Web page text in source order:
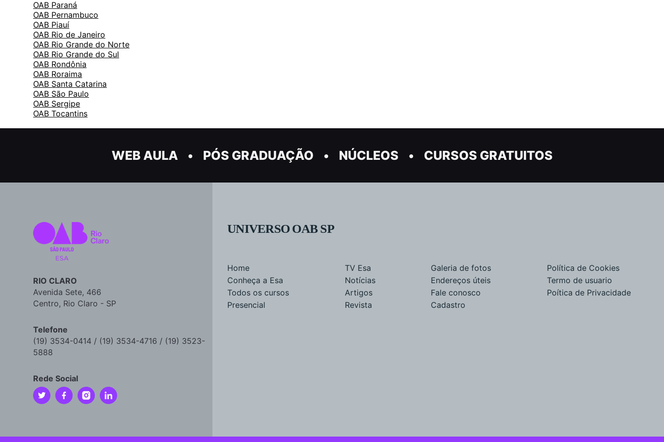
OAB Paraná
OAB Pernambuco
OAB Piauí
OAB Rio de Janeiro
OAB Rio Grande do Norte
OAB Rio Grande do Sul
OAB Rondônia
OAB Roraima
OAB Santa Catarina
OAB São Paulo
OAB Sergipe
OAB Tocantins
WEB AULA PÓS GRADUAÇÃO NÚCLEOS CURSOS GRATUITOS
RIO CLARO
Avenida Sete, 466
Centro, Rio Claro - SP
Telefone
(19) 3534-0414 / (19) 3534-4716 / (19) 3523-
5888
Rede Social
UNIVERSO OAB SP
Home
Conheça a Esa
Todos os cursos
Presencial
TV Esa
Notícias
Artigos
Revista
Galeria de fotos
Endereços úteis
Fale conosco
Cadastro
Política de Cookies
Termo de usuario
Poítica de Privacidade